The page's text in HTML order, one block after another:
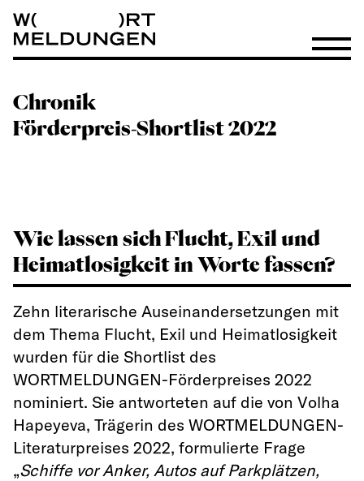
Wortmeldungen
Chronik
Förderpreis-Shortlist 2022
Wie lassen sich Flucht, Exil und
Heimatlosigkeit in Worte fassen?
Zehn literarische Auseinandersetzungen mit
dem Thema Flucht, Exil und Heimatlosigkeit
wurden für die Shortlist des
WORTMELDUNGEN-Förderpreises 2022
nominiert. Sie antworteten auf die von Volha
Hapeyeva, Trägerin des WORTMELDUNGEN-
Literaturpreises 2022, formulierte Frage
„Schiffe vor Anker, Autos auf Parkplätzen,